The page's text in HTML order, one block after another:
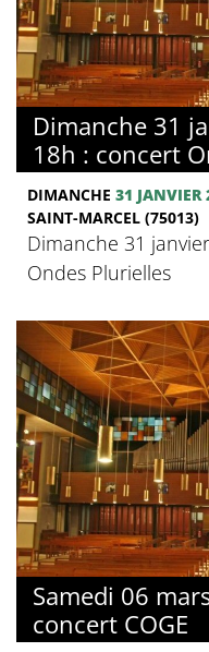
Dimanche 31
18h : concert
DIMANCHE 31 JANVIER
SAINT-MARCEL (75013)
Dimanche 31
Ondes Plurielles
Samedi 06
concert COGE